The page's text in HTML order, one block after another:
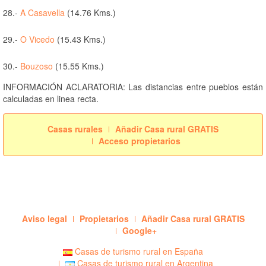
28.- A Casavella (14.76 Kms.)
29.- O Vicedo (15.43 Kms.)
30.- Bouzoso (15.55 Kms.)
INFORMACIÓN ACLARATORIA: Las distancias entre pueblos están
calculadas en linea recta.
Casas rurales
Añadir Casa rural GRATIS
Acceso propietarios
Aviso legal Propietarios
Añadir Casa rural GRATIS
Google+
Casas de turismo rural en España
Casas de turismo rural en Argentina